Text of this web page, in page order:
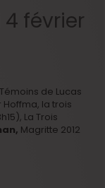
février
de Lucas
la trois
La Trois
Magritte 2012